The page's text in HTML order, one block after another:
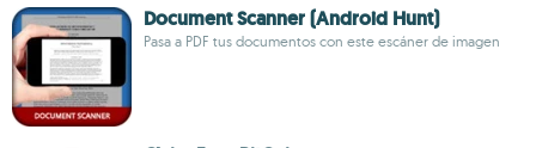
Document Scanner (Android Hunt)
Pasa a PDF tus documentos con este escáner de imagen